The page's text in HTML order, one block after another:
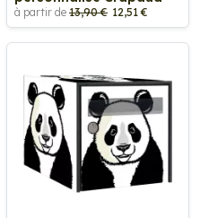
à partir de 13,90 € 12,51 €